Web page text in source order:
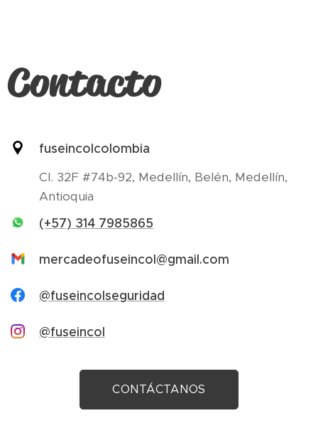
Contacto
fuseincolcolombia
Cl. 32F #74b-92, Medellín, Belén, Medellín,
Antioquia
(+57) 314 7985865
mercadeofuseincol@gmail.com
@fuseincolseguridad
@fuseincol
CONTÁCTANOS